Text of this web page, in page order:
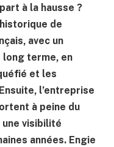
à la hausse ?
de
avec un
terme, en
et les
l’entreprise
à peine du
visibilité
années. Engie